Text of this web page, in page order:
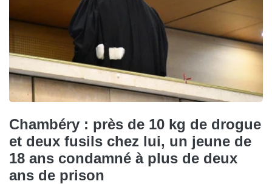
Chambéry : près de 10 kg de drogue
et deux fusils chez lui, un jeune de
18 ans condamné à plus de deux
ans de prison